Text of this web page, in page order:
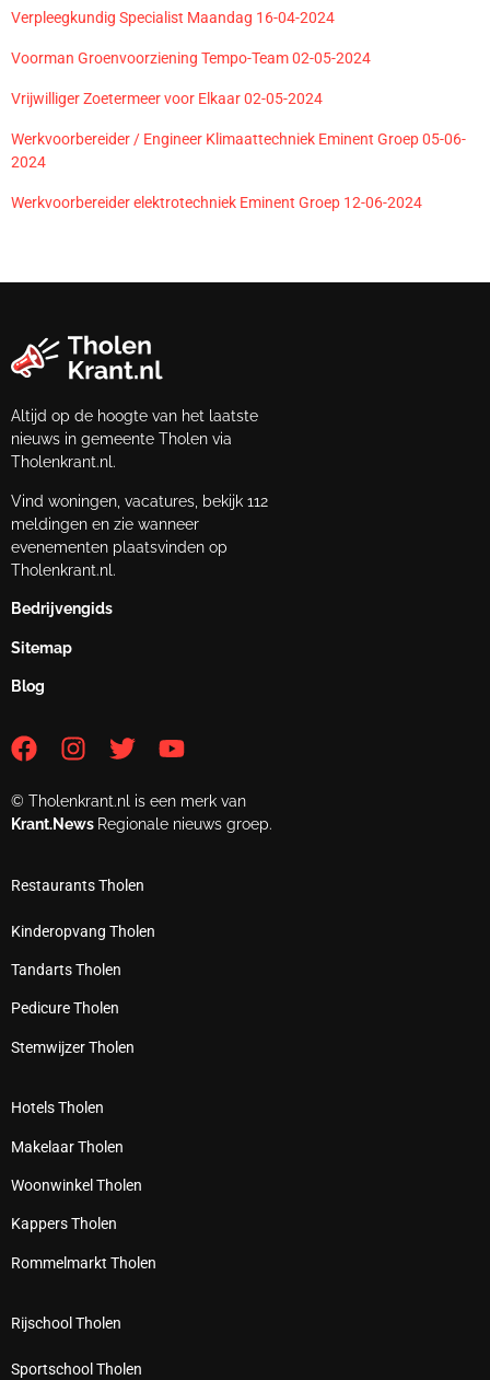
Verpleegkundig Specialist Maandag 16-04-2024
Voorman Groenvoorziening Tempo-Team 02-05-2024
Vrijwilliger Zoetermeer voor Elkaar 02-05-2024
Werkvoorbereider / Engineer Klimaattechniek Eminent Groep 05-06-
2024
Werkvoorbereider elektrotechniek Eminent Groep 12-06-2024
Altijd op de hoogte van het laatste
nieuws in gemeente Tholen via
Tholenkrant.nl.
Vind woningen, vacatures, bekijk 112
meldingen en zie wanneer
evenementen plaatsvinden op
Tholenkrant.nl.
Bedrijvengids
Sitemap
Blog
© Tholenkrant.nl is een merk van
Krant.News Regionale nieuws groep.
Restaurants Tholen
Kinderopvang Tholen
Tandarts Tholen
Pedicure Tholen
Stemwijzer Tholen
Hotels Tholen
Makelaar Tholen
Woonwinkel Tholen
Kappers Tholen
Rommelmarkt Tholen
Rijschool Tholen
Sportschool Tholen